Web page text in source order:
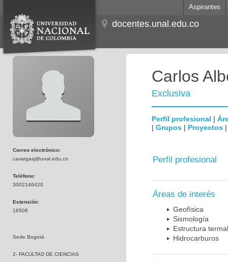
Aspirantes
docentes.unal.edu.co
Correo electrónico:
cavargasj@unal.edu.co
Teléfono:
3002146420
Extensión:
16506
Sede Bogotá
2- FACULTAD DE CIENCIAS
Carlos
Exclusiva
Perfil profesional |
| Grupos | Proyectos
Perfil profesional
Áreas de interés
Geofísica
Sismología
Estructura
Hidrocarburos